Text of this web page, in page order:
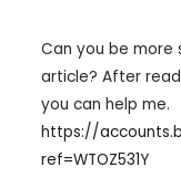
Can you be
article? After
you can help me.
https://
ref=WTOZ531Y